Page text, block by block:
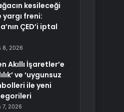
kesileceği
yargı freni:
ÇED’i iptal
8, 2026
Akıllı İşaretler’e
ve ‘uygunsuz
ile yeni
7, 2026